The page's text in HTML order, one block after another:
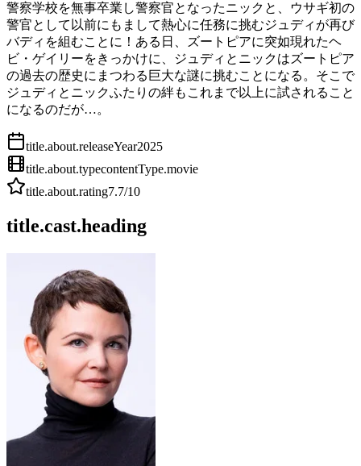
警察学校を無事卒業し警察官となったニックと、ウサギ初の
警官として以前にもまして熱心に任務に挑むジュディが再び
バディを組むことに！ある日、ズートピアに突如現れたヘ
ビ・ゲイリーをきっかけに、ジュディとニックはズートピア
の過去の歴史にまつわる巨大な謎に挑むことになる。そこで
ジュディとニックふたりの絆もこれまで以上に試されること
になるのだが…。
title.about.releaseYear2025
title.about.typecontentType.movie
title.about.rating7.7/10
title.cast.heading